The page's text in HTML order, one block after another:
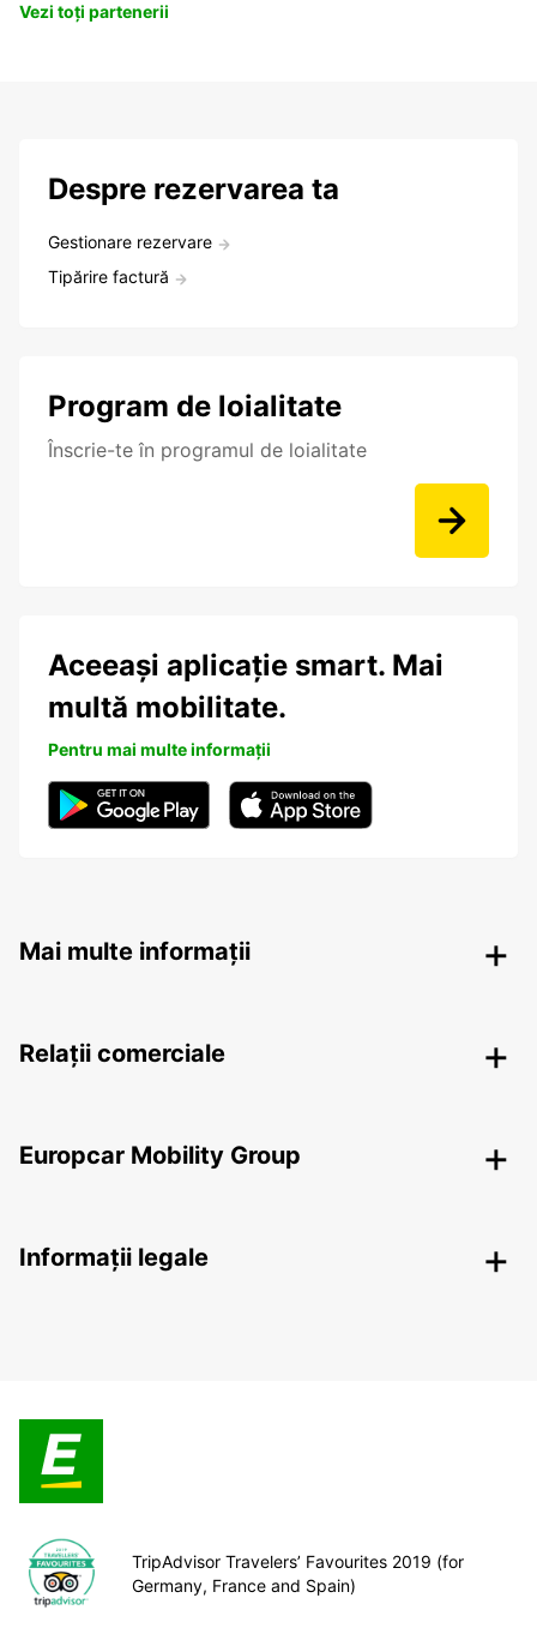
Vezi toți partenerii
Despre rezervarea ta
Gestionare rezervare
Tipărire factură
Program de loialitate
Înscrie-te în programul de loialitate
Aceeași aplicație smart. Mai
multă mobilitate.
Pentru mai multe informații
Mai multe informații
Relații comerciale
Europcar Mobility Group
Informații legale
TripAdvisor Travelers’ Favourites 2019 (for
Germany, France and Spain)